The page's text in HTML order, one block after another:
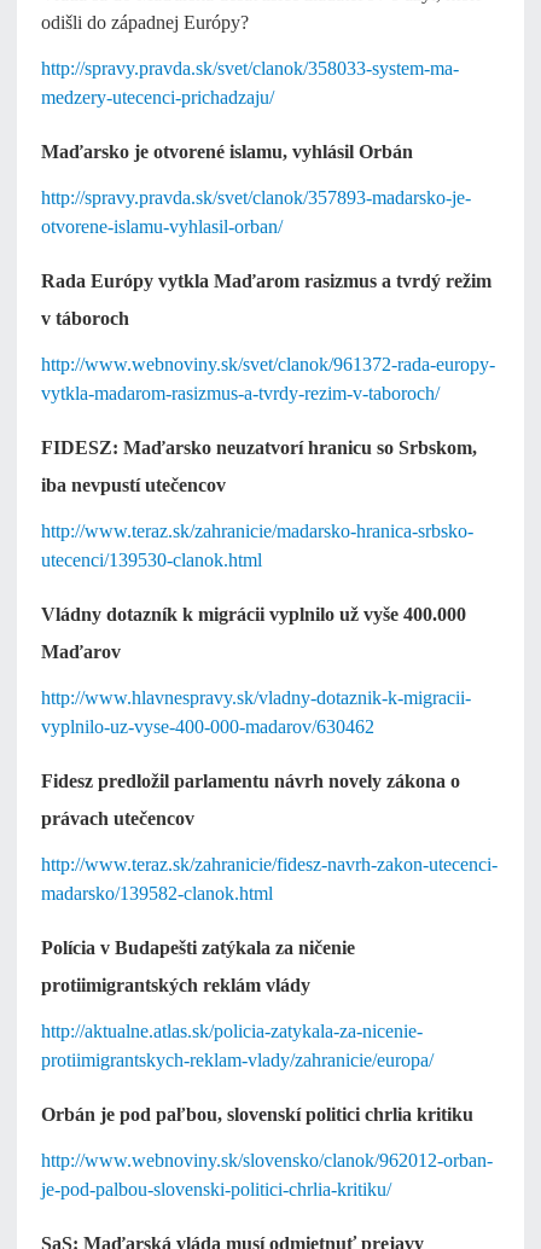
odišli do západnej Európy?
http://spravy.pravda.sk/svet/clanok/358033-system-ma-
medzery-utecenci-prichadzaju/
Maďarsko je otvorené islamu, vyhlásil Orbán
http://spravy.pravda.sk/svet/clanok/357893-madarsko-je-
otvorene-islamu-vyhlasil-orban/
Rada Európy vytkla Maďarom rasizmus a tvrdý režim
v táboroch
http://www.webnoviny.sk/svet/clanok/961372-rada-europy-
vytkla-madarom-rasizmus-a-tvrdy-rezim-v-taboroch/
FIDESZ: Maďarsko neuzatvorí hranicu so Srbskom,
iba nevpustí utečencov
http://www.teraz.sk/zahranicie/madarsko-hranica-srbsko-
utecenci/139530-clanok.html
Vládny dotazník k migrácii vyplnilo už vyše 400.000
Maďarov
http://www.hlavnespravy.sk/vladny-dotaznik-k-migracii-
vyplnilo-uz-vyse-400-000-madarov/630462
Fidesz predložil parlamentu návrh novely zákona o
právach utečencov
http://www.teraz.sk/zahranicie/fidesz-navrh-zakon-utecenci-
madarsko/139582-clanok.html
Polícia v Budapešti zatýkala za ničenie
protiimigrantských reklám vlády
http://aktualne.atlas.sk/policia-zatykala-za-nicenie-
protiimigrantskych-reklam-vlady/zahranicie/europa/
Orbán je pod paľbou, slovenskí politici chrlia kritiku
http://www.webnoviny.sk/slovensko/clanok/962012-orban-
je-pod-palbou-slovenski-politici-chrlia-kritiku/
SaS: Maďarská vláda musí odmietnuť prejavy